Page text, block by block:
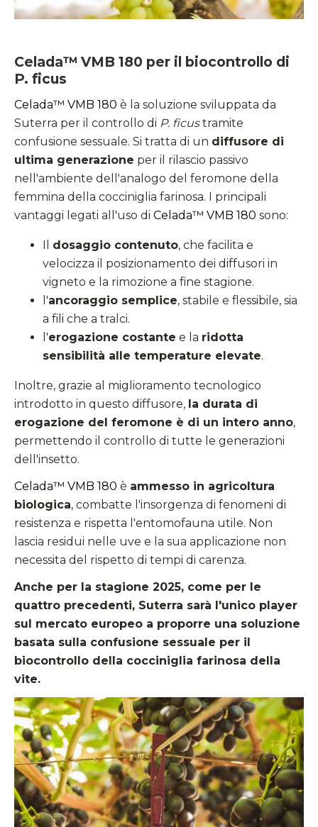
Celada™ VMB 180 per il biocontrollo di
P. ficus
Celada™ VMB 180 è la soluzione sviluppata da
Suterra per il controllo di P. ficustramite
confusione sessuale. Si tratta di un diffusore di
ultima generazione per il rilascio passivo
nell'ambiente dell'analogo del feromone della
femmina della cocciniglia farinosa. I principali
vantaggi legati all'uso di Celada™ VMB 180 sono:
dosaggio contenuto, che facilita e
velocizza il posizionamento dei diffusori in
vigneto e la rimozione a fine stagione.
l'ancoraggio semplice, stabile e flessibile, sia
a fili che a tralci.
l'erogazione costante e la ridotta
sensibilità alle temperature elevate.
Inoltre, grazie al miglioramento tecnologico
introdotto in questo diffusore, la durata di
erogazione del feromone è di un intero anno,
permettendo il controllo di tutte le generazioni
dell'insetto.
Celada™ VMB 180 è ammesso in agricoltura
biologica, combatte l'insorgenza di fenomeni di
resistenza e rispetta l'entomofauna utile. Non
lascia residui nelle uve e la sua applicazione non
necessita del rispetto di tempi di carenza.
Anche per la stagione 2025, come per le
quattro precedenti, Suterra sarà l'unico player
sul mercato europeo a proporre una soluzione
basata sulla confusione sessuale per il
biocontrollo della cocciniglia farinosa della
vite.